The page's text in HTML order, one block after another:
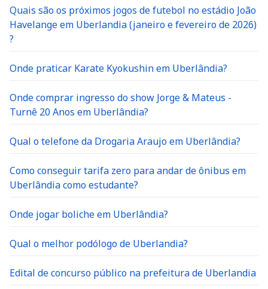
Quais são os próximos jogos de futebol no estádio João
Havelange em Uberlandia (janeiro e fevereiro de 2026)
?
Onde praticar Karate Kyokushin em Uberlândia?
Onde comprar ingresso do show Jorge & Mateus -
Turnê 20 Anos em Uberlândia?
Qual o telefone da Drogaria Araujo em Uberlândia?
Como conseguir tarifa zero para andar de ônibus em
Uberlândia como estudante?
Onde jogar boliche em Uberlândia?
Qual o melhor podólogo de Uberlandia?
Edital de concurso público na prefeitura de Uberlandia